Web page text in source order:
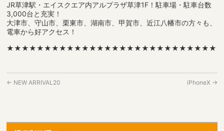
JR草津駅・エイスクエア内アルプラザ草津1F！駐車場・駐車台数
3,000台と充実！
大津市、守山市、栗東市、湖南市、甲賀市、近江八幡市の方々も、
電車から好アクセス！
← NEW ARRIVAL20 iPhoneX →